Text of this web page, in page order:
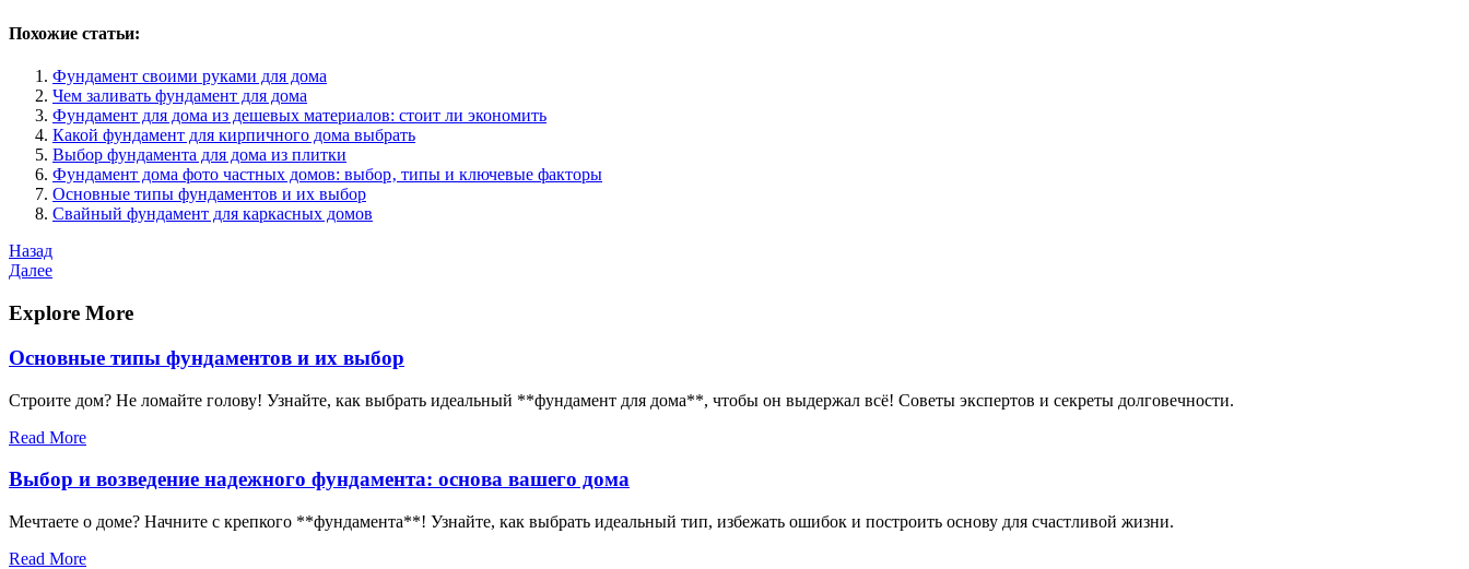
Похожие статьи:
Фундамент своими руками для дома
Чем заливать фундамент для дома
Фундамент для дома из дешевых материалов: стоит ли экономить
Какой фундамент для кирпичного дома выбрать
Выбор фундамента для дома из плитки
Фундамент дома фото частных домов: выбор‚ типы и ключевые факторы
Основные типы фундаментов и их выбор
Свайный фундамент для каркасных домов
Навигация
по
записям
Предыдущая
запись
Назад
Следующая
Далее
Explore More
Основные типы фундаментов и их выбор
Строите дом? Не ломайте голову! Узнайте, как выбрать идеальный **фундамент для дома**, чтобы он выдержал всё! Советы экспертов и секреты долговечности.
Read More
Выбор и возведение надежного фундамента: основа вашего дома
Мечтаете о доме? Начните с крепкого **фундамента**! Узнайте, как выбрать идеальный тип, избежать ошибок и построить основу для счастливой жизни.
Read More